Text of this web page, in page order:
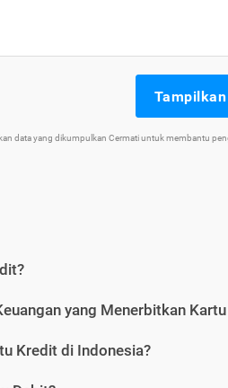
data yang dikumpulkan Cermati untuk membantu
yang Menerbitkan
Kredit di Indonesia?